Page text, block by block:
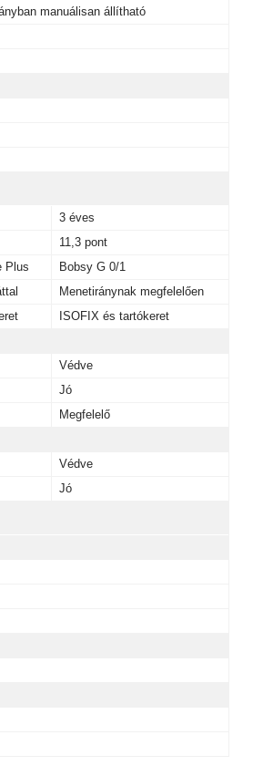
manuálisan állítható
3 éves
11,3 pont
Plus
Bobsy G 0/1
Menetiránynak megfelelően
ISOFIX és tartókeret
Védve
Jó
Megfelelő
Védve
Jó